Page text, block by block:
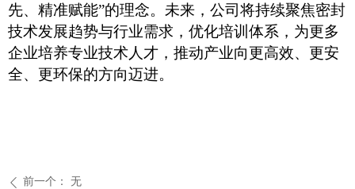
先、精准赋能”的理念。未来，公司将持续聚焦密封
技术发展趋势与行业需求，优化培训体系，为更多
企业培养专业技术人才，推动产业向更高效、更安
全、更环保的方向迈进。
ꄴ 前一个： 无